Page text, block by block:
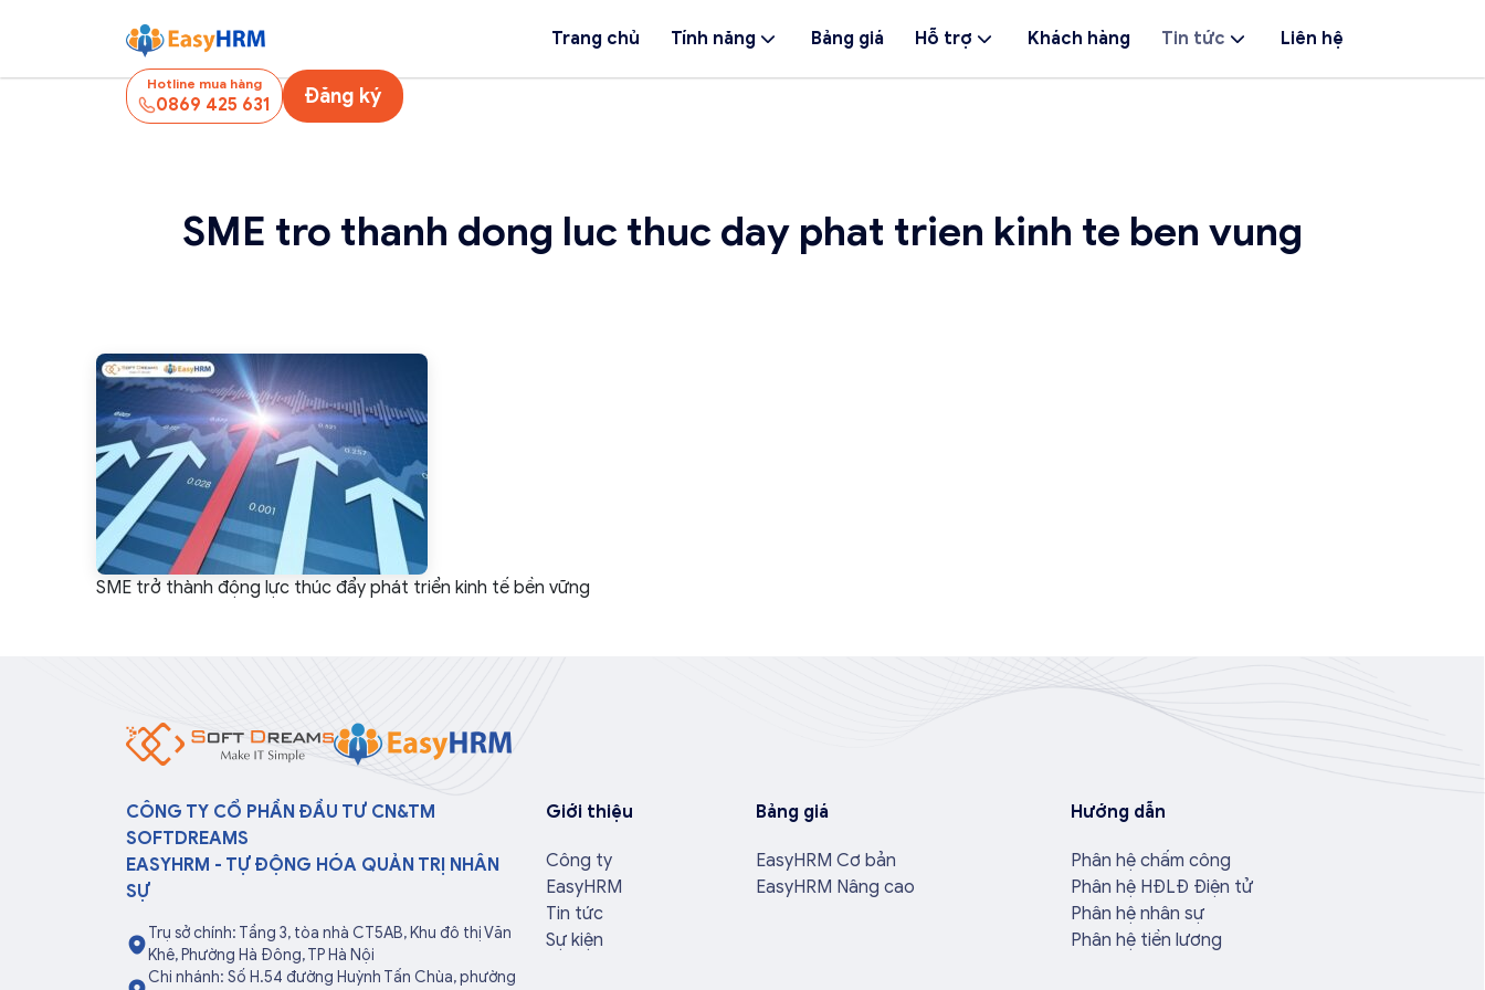
Trang chủ Tính năng Bảng giá Hỗ trợ Khách hàng Tin tức Liên hệ
Hotline mua hàng
0869 425 631 Đăng ký
SME tro thanh dong luc thuc day phat trien kinh te ben vung
SME trở thành động lực thúc đẩy phát triển kinh tế bền vững
CÔNG TY CỔ PHẦN ĐẦU TƯ CN&TM
SOFTDREAMS
EASYHRM - TỰ ĐỘNG HÓA QUẢN TRỊ NHÂN
SỰ
Trụ sở chính: Tầng 3, tòa nhà CT5AB, Khu đô thị Văn
Khê, Phường Hà Đông, TP Hà Nội
Chi nhánh: Số H.54 đường Huỳnh Tấn Chùa, phường
Giới thiệu
Công ty
EasyHRM
Tin tức
Sự kiện
Bảng giá
EasyHRM Cơ bản
EasyHRM Nâng cao
Hướng dẫn
Phân hệ chấm công
Phân hệ HĐLĐ Điện tử
Phân hệ nhân sự
Phân hệ tiền lương